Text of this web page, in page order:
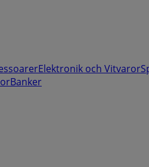
Elektronik och Vitvaror
Banker